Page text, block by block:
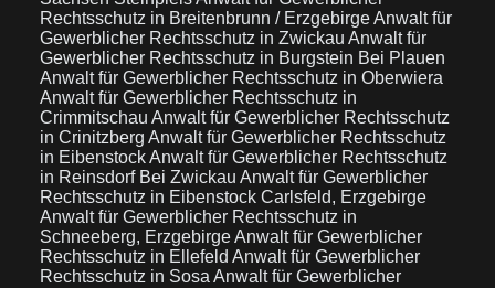
Rechtsschutz in Breitenbrunn / ErzgebirgeAnwalt für
Gewerblicher Rechtsschutz in Zwickau Anwalt für
Gewerblicher Rechtsschutz in Burgstein Bei Plauen
Anwalt für Gewerblicher Rechtsschutz in Oberwiera
Anwalt für Gewerblicher Rechtsschutz in
Crimmitschau Anwalt für Gewerblicher Rechtsschutz
in Crinitzberg Anwalt für Gewerblicher Rechtsschutz
in EibenstockAnwalt für Gewerblicher Rechtsschutz
in Reinsdorf Bei Zwickau Anwalt für Gewerblicher
Rechtsschutz in Eibenstock Carlsfeld, Erzgebirge
Anwalt für Gewerblicher Rechtsschutz in
Schneeberg, ErzgebirgeAnwalt für Gewerblicher
Rechtsschutz in Ellefeld Anwalt für Gewerblicher
Rechtsschutz in Sosa Anwalt für Gewerblicher